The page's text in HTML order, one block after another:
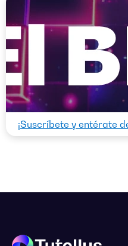
¡Suscríbete y entérate